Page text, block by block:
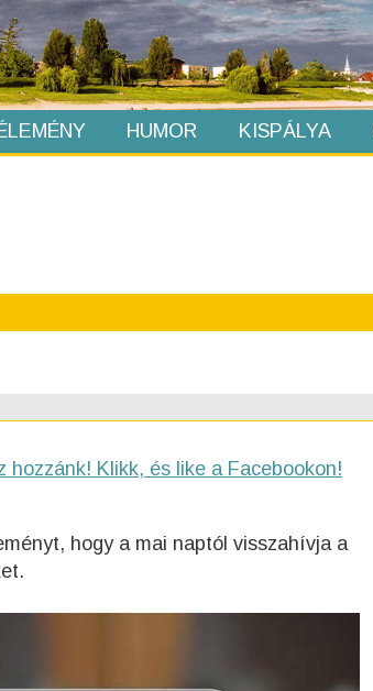
HUMOR KISPÁLYA
Klikk, és like a Facebookon!
hogy a mai naptól visszahívja a